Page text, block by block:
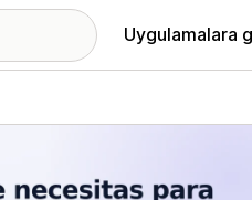
Uygulamalara